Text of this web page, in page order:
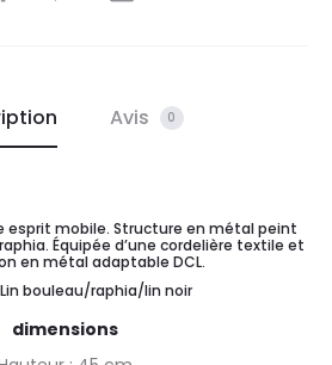
Avis 0
esprit mobile. Structure en métal peint
Équipée d’une cordelière textile et
en métal adaptable DCL.
bouleau/raphia/lin noir
dimensions